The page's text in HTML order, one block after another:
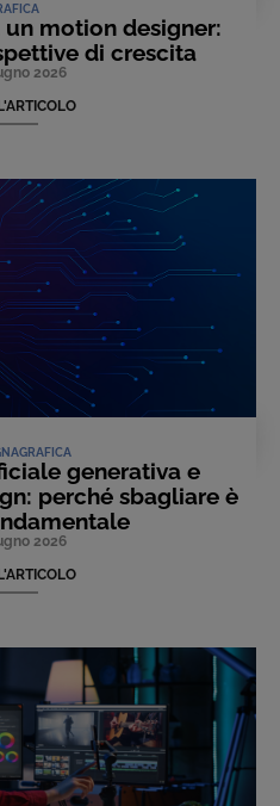
motion designer:
di crescita
2026
GRAFICA
generativa e
perché sbagliare è
2026